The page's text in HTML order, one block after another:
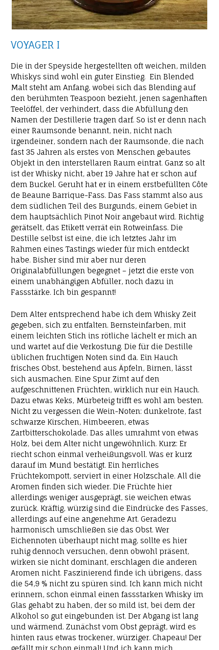
VOYAGER I
Die in der Speyside hergestellten oft weichen, milden
Whiskys sind wohl ein guter Einstieg. Ein Blended
Malt steht am Anfang, wobei sich das Blending auf
den berühmten Teaspoon bezieht, jenen sagenhaften
Teelöffel, der verhindert, dass die Abfüllung den
Namen der Destillerie tragen darf. So ist er denn nach
einer Raumsonde benannt, nein, nicht nach
irgendeiner, sondern nach der Raumsonde, die nach
fast 35 Jahren als erstes von Menschen gebautes
Objekt in den interstellaren Raum eintrat. Ganz so alt
ist der Whisky nicht, aber 19 Jahre hat er schon auf
dem Buckel. Geruht hat er in einem erstbefüllten Côte
de Beaune Barrique-Fass. Das Fass stammt also aus
dem südlichen Teil des Burgunds, einem Gebiet in
dem hauptsächlich Pinot Noir angebaut wird. Richtig
gerätselt, das Etikett verrät ein Rotweinfass. Die
Destille selbst ist eine, die ich letztes Jahr im
Rahmen eines Tastings wieder für mich entdeckt
habe. Bisher sind mir aber nur deren
Originalabfüllungen begegnet – jetzt die erste von
einem unabhängigen Abfüller, noch dazu in
Fassstärke. Ich bin gespannt!
Dem Alter entsprechend habe ich dem Whisky Zeit
gegeben, sich zu entfalten. Bernsteinfarben, mit
einem leichten Stich ins rötliche lächelt er mich an
und wartet auf die Verkostung. Die für die Destille
üblichen fruchtigen Noten sind da. Ein Hauch
frisches Obst, bestehend aus Äpfeln, Birnen, lässt
sich ausmachen. Eine Spur Zimt auf den
aufgeschnittenen Früchten, wirklich nur ein Hauch.
Dazu etwas Keks, Mürbeteig trifft es wohl am besten.
Nicht zu vergessen die Wein-Noten: dunkelrote, fast
schwarze Kirschen, Himbeeren, etwas
Zartbitterschokolade. Das alles umrahmt von etwas
Holz, bei dem Alter nicht ungewöhnlich. Kurz: Er
riecht schon einmal verheißungsvoll. Was er kurz
darauf im Mund bestätigt. Ein herrliches
Früchtekompott, serviert in einer Holzschale. All die
Aromen finden sich wieder. Die Früchte hier
allerdings weniger ausgeprägt, sie weichen etwas
zurück. Kräftig, würzig sind die Eindrücke des Fasses,
allerdings auf eine angenehme Art. Geradezu
harmonisch umschließen sie das Obst. Wer
Eichennoten überhaupt nicht mag, sollte es hier
ruhig dennoch versuchen, denn obwohl präsent,
wirken sie nicht dominant, erschlagen die anderen
Aromen nicht. Faszinierend finde ich übrigens, dass
die 54,9 % nicht zu spüren sind. Ich kann mich nicht
erinnern, schon einmal einen fassstarken Whisky im
Glas gehabt zu haben, der so mild ist, bei dem der
Alkohol so gut eingebunden ist. Der Abgang ist lang
und wärmend. Zunächst vom Obst geprägt, wird es
hinten raus etwas trockener, würziger. Chapeau! Der